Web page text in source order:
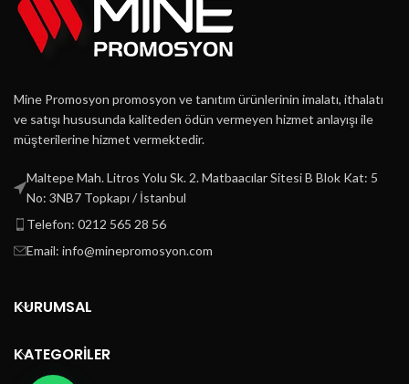
Mine Promosyon promosyon ve tanıtım ürünlerinin imalatı, ithalatı
ve satışı hususunda kaliteden ödün vermeyen hizmet anlayışı ile
müşterilerine hizmet vermektedir.
Maltepe Mah. Litros Yolu Sk. 2. Matbaacılar Sitesi B Blok Kat: 5
No: 3NB7 Topkapı / İstanbul
Telefon: 0212 565 28 56
Email: info@minepromosyon.com
KURUMSAL
KATEGORİLER